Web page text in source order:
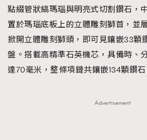
點綴管狀縞瑪瑙與明亮式切割鑽石，
置於瑪瑙底板上的立體雕刻獅首，並
掀開立體雕刻獅頭，即可見鑲嵌33顆
盤。搭載高精準石英機芯，具備時、
達70毫米，整條項鏈共鑲嵌134顆鑽石
Advertisement